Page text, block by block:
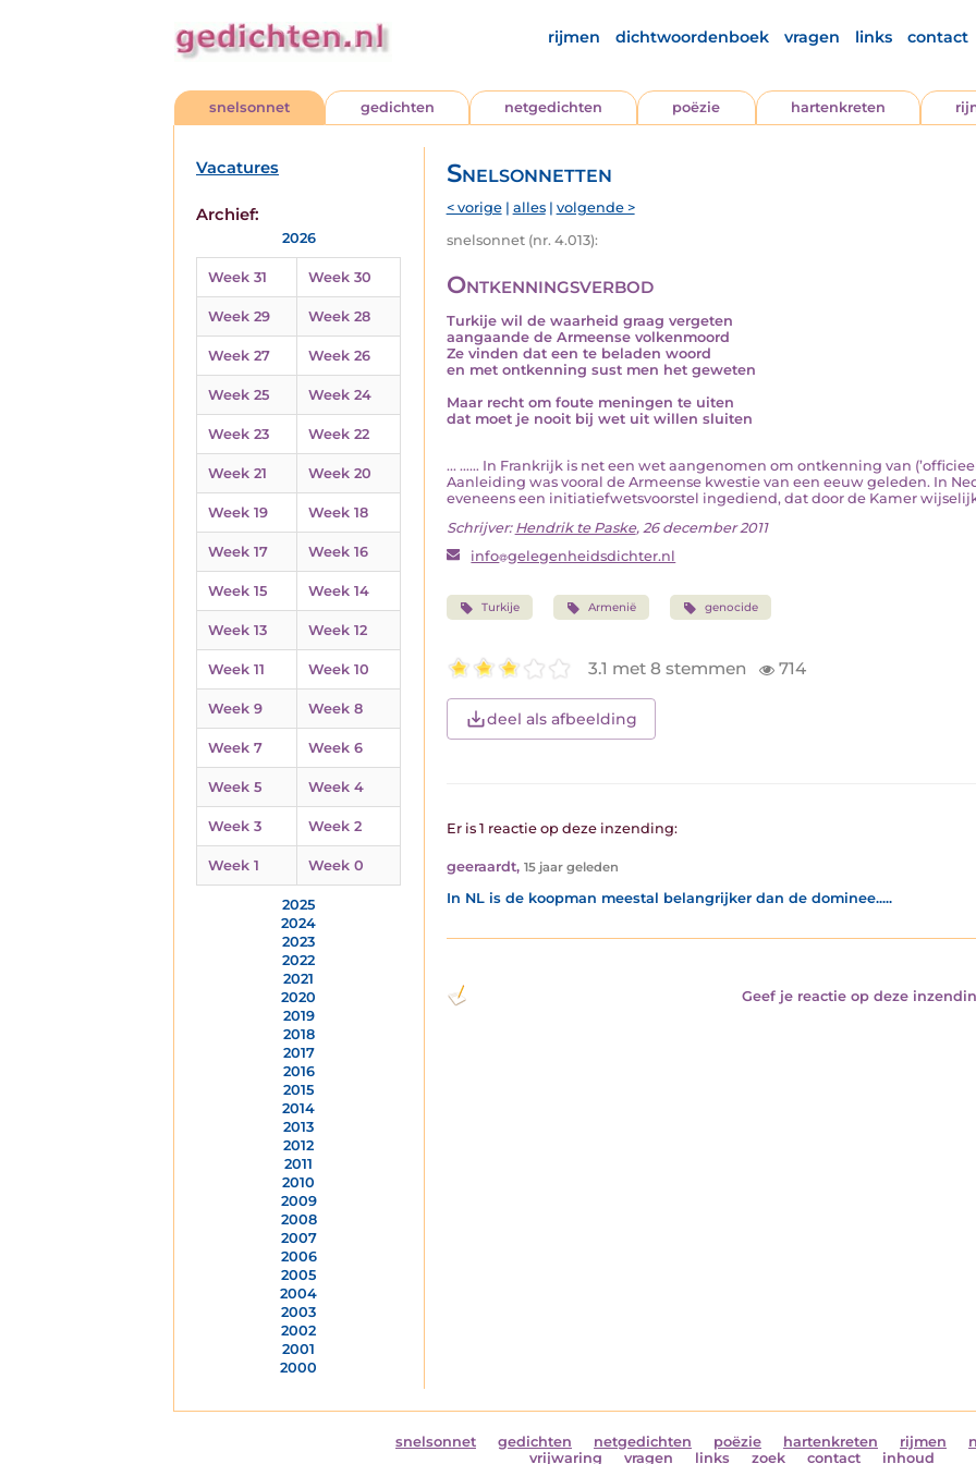
rijmen dichtwoordenboek vragen links contact
snelsonnet gedichten netgedichten poëzie hartenkreten
Vacatures
Archief:
2026
Week 31 Week 30
Week 29 Week 28
Week 27 Week 26
Week 25 Week 24
Week 23 Week 22
Week 21 Week 20
Week 19 Week 18
Week 17 Week 16
Week 15 Week 14
Week 13 Week 12
Week 11 Week 10
Week 9 Week 8
Week 7 Week 6
Week 5 Week 4
Week 3 Week 2
Week 1 Week 0
2025
2024
2023
2022
2021
2020
2019
2018
2017
2016
2015
2014
2013
2012
2011
2010
2009
2008
2007
2006
2005
2004
2003
2002
2001
2000
Snelsonnetten
< vorige| alles| volgende >
snelsonnet (nr. 4.013):
Ontkenningsverbod
Turkije wil de waarheid graag vergeten
aangaande de Armeense volkenmoord
Ze vinden dat een te beladen woord
en met ontkenning sust men het geweten
Maar recht om foute meningen te uiten
dat moet je nooit bij wet uit willen sluiten
... …… In Frankrijk is net een wet aangenomen om ontkenning van
Aanleiding was vooral de Armeense kwestie van een eeuw geleden. In
eveneens een initiatiefwetsvoorstel ingediend, dat door de Kamer
Schrijver: Hendrik te Paske, 26 december 2011
info gelegenheidsdichter.nl
Turkije Armenië genocide
3.1 met 8 stemmen 714
deel als afbeelding
Er is 1 reactie op deze inzending:
geeraardt, 15 jaar geleden
In NL is de koopman meestal belangrijker dan de dominee.....
Geef je reactie op deze
snelsonnet gedichten netgedichten poëzie hartenkreten rijmen
vrijwaring
vragen links zoek contact inhoud